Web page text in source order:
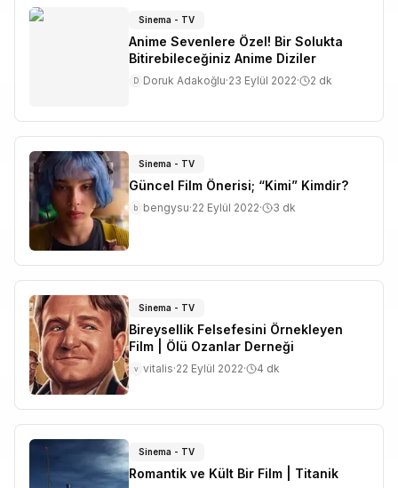
Sinema - TV
Anime Sevenlere Özel! Bir Solukta
Bitirebileceğiniz Anime Diziler
D Doruk Adakoğlu·23 Eylül 2022· 2 dk
Sinema - TV
Güncel Film Önerisi; “Kimi” Kimdir?
b bengysu·22 Eylül 2022· 3 dk
Sinema - TV
Bireysellik Felsefesini Örnekleyen
Film | Ölü Ozanlar Derneği
v vitalis·22 Eylül 2022· 4 dk
Sinema - TV
Romantik ve Kült Bir Film | Titanik